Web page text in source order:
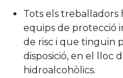
Tots els
equips de protecció
de risc i que tinguin
disposició, en el lloc
hidroalcohòlics.